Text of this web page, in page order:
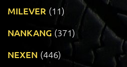
MILEVER (11)
NANKANG (371)
NEXEN (446)